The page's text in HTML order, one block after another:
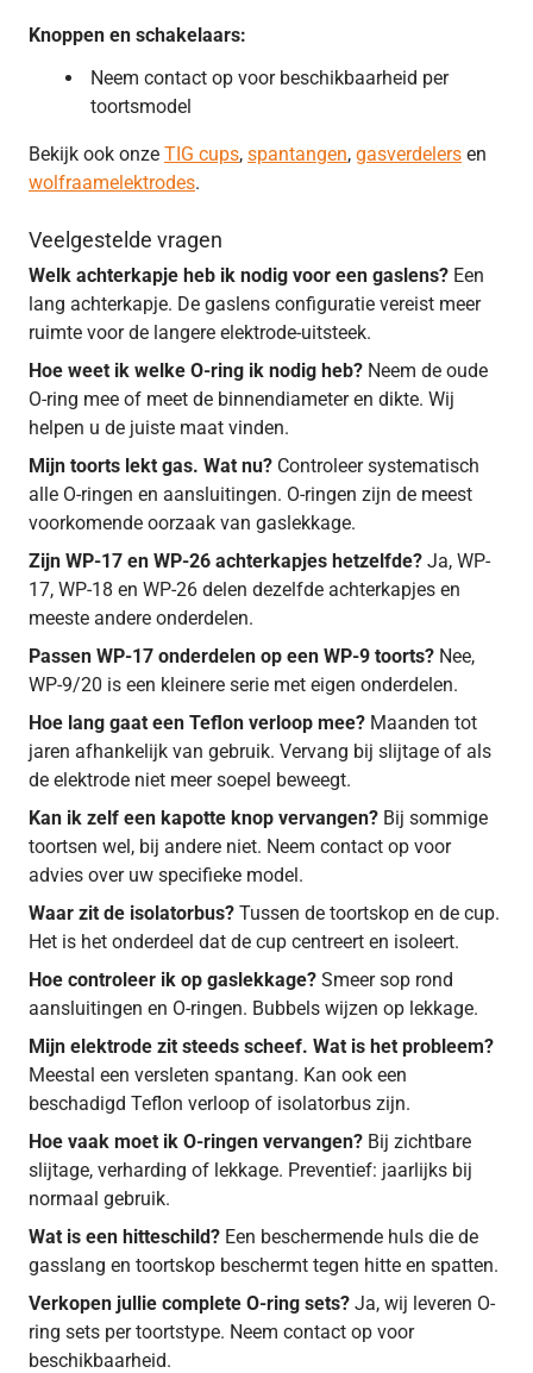
Knoppen en schakelaars:
Neem contact op voor beschikbaarheid per
toortsmodel
Bekijk ook onze TIG cups, spantangen, gasverdelers en
wolfraamelektrodes.
Veelgestelde vragen
Welk achterkapje heb ik nodig voor een gaslens? Een
lang achterkapje. De gaslens configuratie vereist meer
ruimte voor de langere elektrode-uitsteek.
Hoe weet ik welke O-ring ik nodig heb? Neem de oude
O-ring mee of meet de binnendiameter en dikte. Wij
helpen u de juiste maat vinden.
Mijn toorts lekt gas. Wat nu? Controleer systematisch
alle O-ringen en aansluitingen. O-ringen zijn de meest
voorkomende oorzaak van gaslekkage.
Zijn WP-17 en WP-26 achterkapjes hetzelfde? Ja, WP-
17, WP-18 en WP-26 delen dezelfde achterkapjes en
meeste andere onderdelen.
Passen WP-17 onderdelen op een WP-9 toorts? Nee,
WP-9/20 is een kleinere serie met eigen onderdelen.
Hoe lang gaat een Teflon verloop mee? Maanden tot
jaren afhankelijk van gebruik. Vervang bij slijtage of als
de elektrode niet meer soepel beweegt.
Kan ik zelf een kapotte knop vervangen? Bij sommige
toortsen wel, bij andere niet. Neem contact op voor
advies over uw specifieke model.
Waar zit de isolatorbus? Tussen de toortskop en de cup.
Het is het onderdeel dat de cup centreert en isoleert.
Hoe controleer ik op gaslekkage? Smeer sop rond
aansluitingen en O-ringen. Bubbels wijzen op lekkage.
Mijn elektrode zit steeds scheef. Wat is het probleem?
Meestal een versleten spantang. Kan ook een
beschadigd Teflon verloop of isolatorbus zijn.
Hoe vaak moet ik O-ringen vervangen? Bij zichtbare
slijtage, verharding of lekkage. Preventief: jaarlijks bij
normaal gebruik.
Wat is een hitteschild? Een beschermende huls die de
gasslang en toortskop beschermt tegen hitte en spatten.
Verkopen jullie complete O-ring sets? Ja, wij leveren O-
ring sets per toortstype. Neem contact op voor
beschikbaarheid.